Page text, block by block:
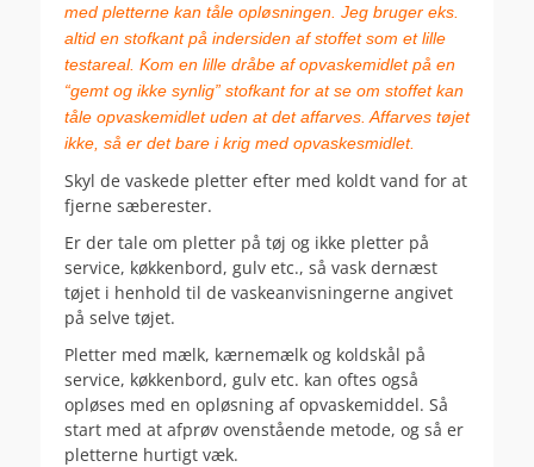
med pletterne kan tåle opløsningen. Jeg bruger eks.
altid en stofkant på indersiden af stoffet som et lille
testareal. Kom en lille dråbe af opvaskemidlet på en
“gemt og ikke synlig” stofkant for at se om stoffet kan
tåle opvaskemidlet uden at det affarves. Affarves tøjet
ikke, så er det bare i krig med opvaskesmidlet.
Skyl de vaskede pletter efter med koldt vand for at
fjerne sæberester.
Er der tale om pletter på tøj og ikke pletter på
service, køkkenbord, gulv etc., så vask dernæst
tøjet i henhold til de vaskeanvisningerne angivet
på selve tøjet.
Pletter med mælk, kærnemælk og koldskål på
service, køkkenbord, gulv etc. kan oftes også
opløses med en opløsning af opvaskemiddel. Så
start med at afprøv ovenstående metode, og så er
pletterne hurtigt væk.